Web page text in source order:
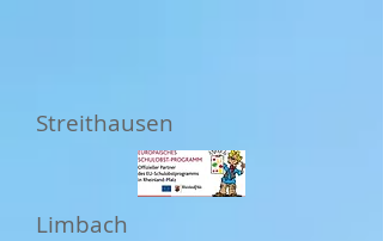
Streithausen
Limbach